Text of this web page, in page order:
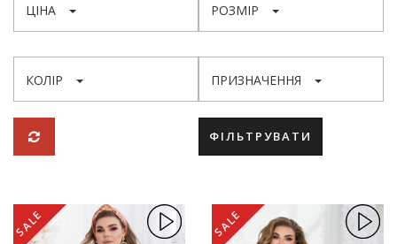
ЦІНА РОЗМІР
КОЛІР ПРИЗНАЧЕННЯ
ФІЛЬТРУВАТИ
SALE SALE